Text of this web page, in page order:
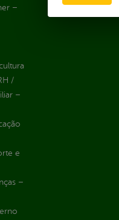
–
/
–
e
–